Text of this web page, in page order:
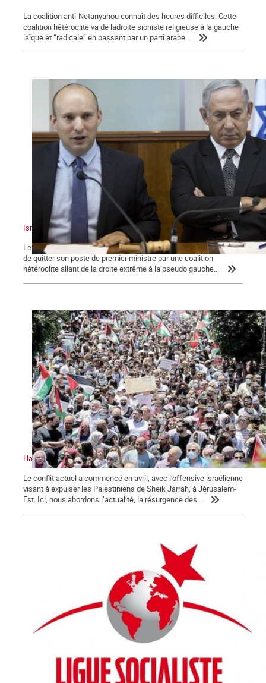
La coalition anti-Netanyahou connaît des heures difficiles. Cette
coalition hétéroclite va de ladroite sioniste religieuse à la gauche
laïque et “radicale” en passant par un parti arabe...
Israël : un sioniste en chasse un autre !
Le dimanche 13 juin 2021, Benyamin Nétanyahou a été contraint
de quitter son poste de premier ministre par une coalition
hétéroclite allant de la droite extrême à la pseudo gauche...
Halte à l’attaque israélienne. Vive la résistance palestinienne
Le conflit actuel a commencé en avril, avec l’offensive israélienne
visant à expulser les Palestiniens de Sheik Jarrah, à Jérusalem-
Est. Ici, nous abordons l’actualité, la résurgence des...